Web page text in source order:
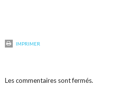
IMPRIMER
Les commentaires sont fermés.